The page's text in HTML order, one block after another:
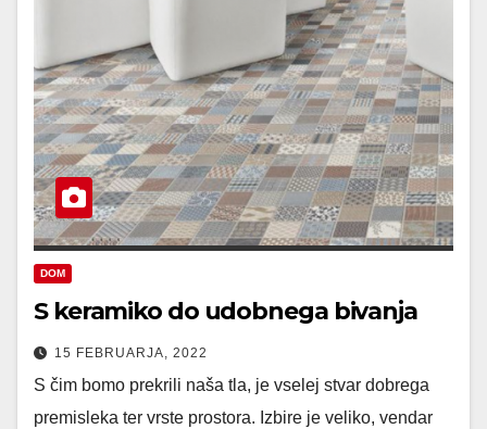
DOM
S keramiko do udobnega bivanja
15 FEBRUARJA, 2022
S čim bomo prekrili naša tla, je vselej stvar dobrega
premisleka ter vrste prostora. Izbire je veliko, vendar